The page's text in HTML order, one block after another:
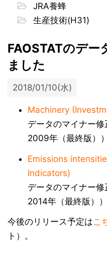
JRA養蜂
生産技術(H31)
FAOSTATのデー
ました
2018/01/10(水)
Machinery
データのマイナー修
2009年（最終版））
Emissions
Indicators)
データのマイナー修
2014年（最終版））
今後のリリース予定はこ
ト）。